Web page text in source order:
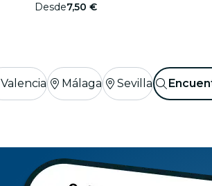
Desde7,50 €
Valencia Málaga Sevilla